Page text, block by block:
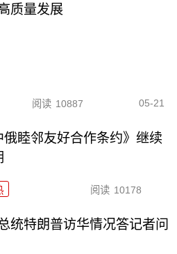
质量发展
阅读 10887 05-21
俄睦邻友好合作条约》继续
阅读 10178
统特朗普访华情况答记者问